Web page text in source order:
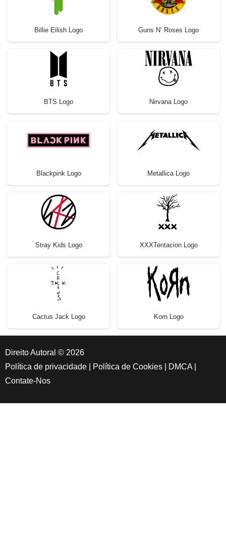
Billie Eilish Logo Guns N’ Roses Logo
BTS Logo Nirvana Logo
Blackpink Logo Metallica Logo
Stray Kids Logo XXXTentacion Logo
Cactus Jack Logo Korn Logo
Direito Autoral © 2026
Política de privacidade
Política de Cookies DMCA
Contate-Nos